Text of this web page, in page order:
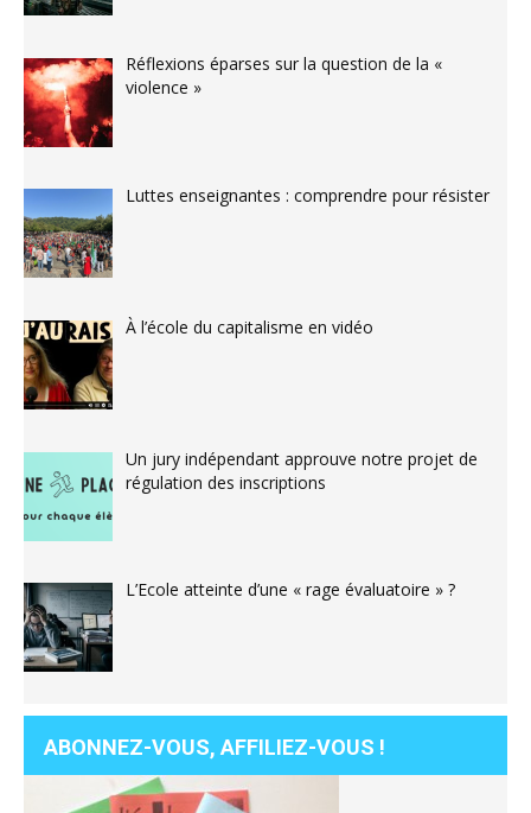
Réflexions éparses sur la question de la «
violence »
Luttes enseignantes : comprendre pour résister
À l’école du capitalisme en vidéo
Un jury indépendant approuve notre projet de
régulation des inscriptions
L’Ecole atteinte d’une « rage évaluatoire » ?
ABONNEZ-VOUS, AFFILIEZ-VOUS !